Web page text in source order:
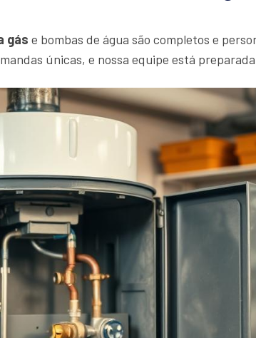
gás e bombas de água são completos e
únicas, e nossa equipe está